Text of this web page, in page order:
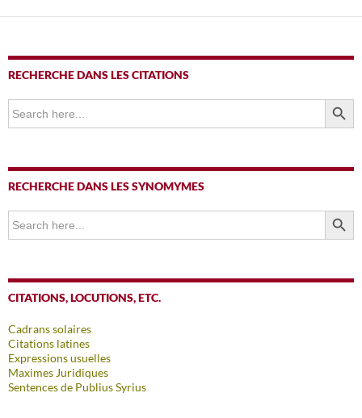
RECHERCHE DANS LES CITATIONS
Search
for:
SEARCH
RECHERCHE DANS LES SYNOMYMES
Search
for:
SEARCH
CITATIONS, LOCUTIONS, ETC.
Cadrans solaires
Citations latines
Expressions usuelles
Maximes Juridiques
Sentences de Publius Syrius